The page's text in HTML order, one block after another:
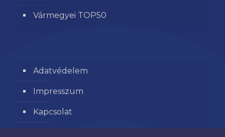
Vármegyei TOP50
Adatvédelem
Impresszum
Kapcsolat